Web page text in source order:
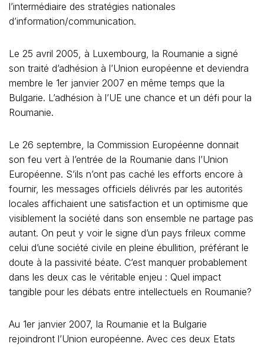
l’intermédiaire des stratégies nationales
d’information/communication.
Le 25 avril 2005, à Luxembourg, la Roumanie a signé
son traité d’adhésion à l’Union européenne et deviendra
membre le 1er janvier 2007 en même temps que la
Bulgarie. L’adhésion à l’UE une chance et un défi pour la
Roumanie.
Le 26 septembre, la Commission Européenne donnait
son feu vert à l’entrée de la Roumanie dans l’Union
Européenne. S’ils n’ont pas caché les efforts encore à
fournir, les messages officiels délivrés par les autorités
locales affichaient une satisfaction et un optimisme que
visiblement la société dans son ensemble ne partage pas
autant. On peut y voir le signe d’un pays frileux comme
celui d’une société civile en pleine ébullition, préférant le
doute à la passivité béate. C’est manquer probablement
dans les deux cas le véritable enjeu : Quel impact
tangible pour les débats entre intellectuels en Roumanie?
Au 1er janvier 2007, la Roumanie et la Bulgarie
rejoindront l’Union européenne. Avec ces deux Etats